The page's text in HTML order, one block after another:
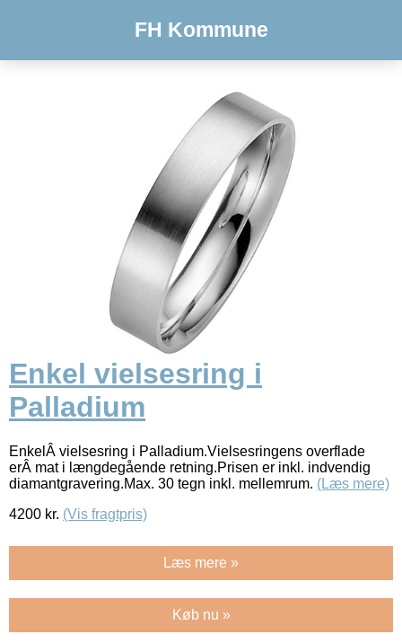
FH Kommune
Enkel vielsesring i
Palladium
EnkelÂ vielsesring i Palladium.Vielsesringens overflade
erÂ mat i længdegående retning.Prisen er inkl. indvendig
diamantgravering.Max. 30 tegn inkl. mellemrum. (Læs mere)
4200 kr. (Vis fragtpris)
Læs mere »
Køb nu »